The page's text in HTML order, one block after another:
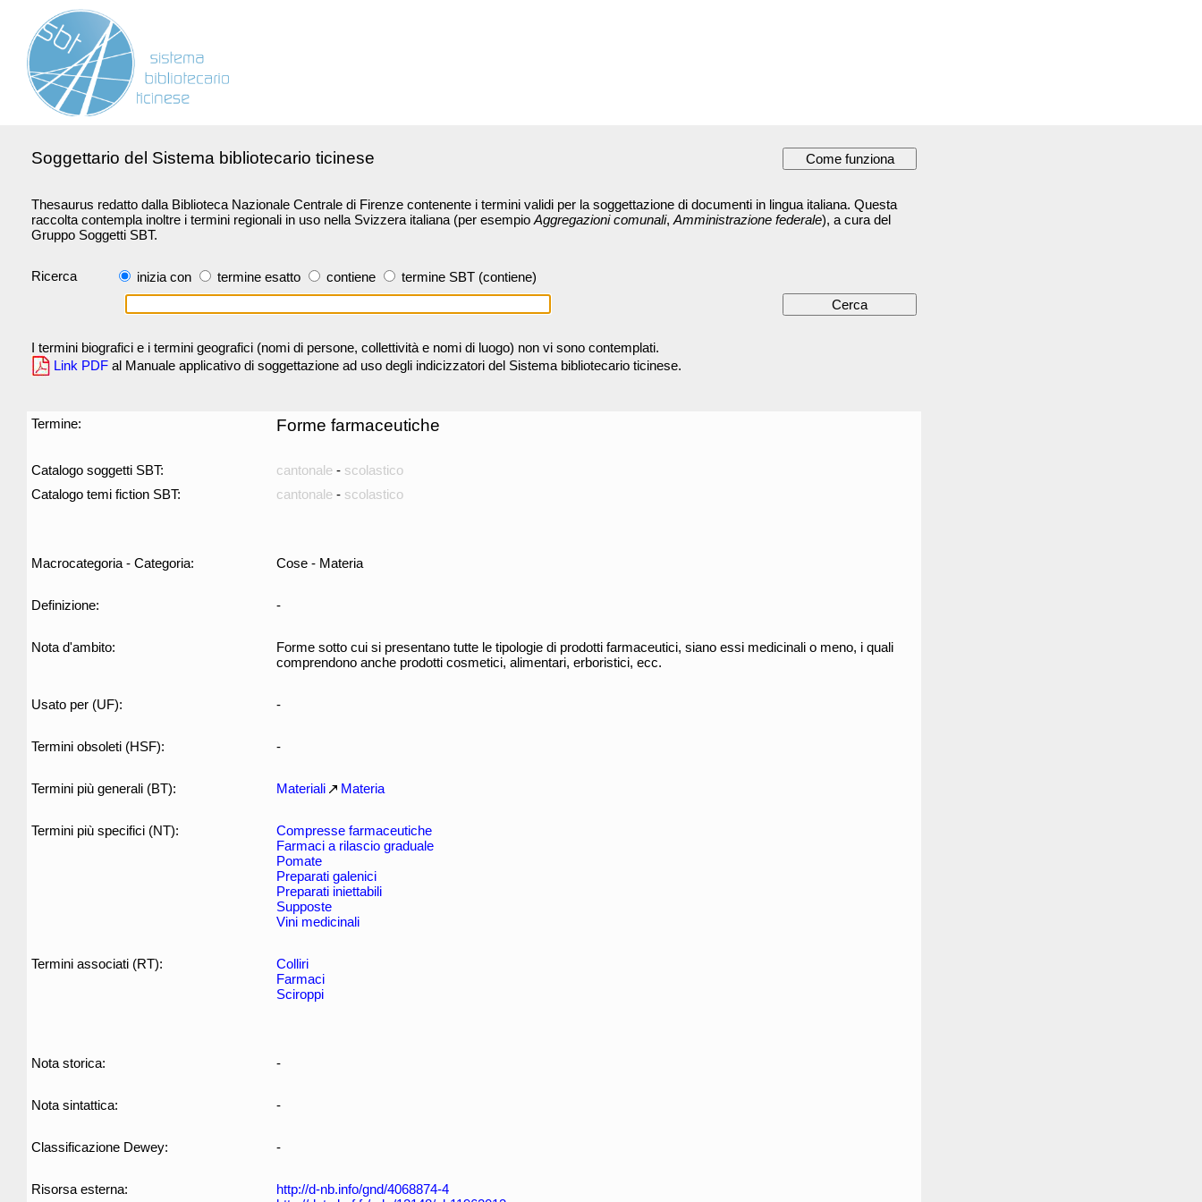
Soggettario del Sistema bibliotecario ticinese
Thesaurus redatto dalla Biblioteca Nazionale Centrale di Firenze contenente i termini validi per la soggettazione di documenti in lingua italiana. Questa
raccolta contempla inoltre i termini regionali in uso nella Svizzera italiana (per esempio Aggregazioni comunali, Amministrazione federale), a cura del
Gruppo Soggetti SBT.
Ricerca inizia con termine esatto contiene termine SBT (contiene)
I termini biografici e i termini geografici (nomi di persone, collettività e nomi di luogo) non vi sono contemplati.
Link PDF al Manuale applicativo di soggettazione ad uso degli indicizzatori del Sistema bibliotecario ticinese.
Termine: Forme farmaceutiche
Catalogo soggetti SBT: cantonale - scolastico
Catalogo temi fiction SBT:
cantonale - scolastico
Macrocategoria - Categoria: Cose - Materia
Definizione: -
Nota d'ambito:
Forme sotto cui si presentano tutte le tipologie di prodotti farmaceutici, siano essi medicinali o meno, i quali
comprendono anche prodotti cosmetici, alimentari, erboristici, ecc.
Usato per (UF): -
Termini obsoleti (HSF): -
Termini più generali (BT): Materiali Materia
Termini più specifici (NT):
Compresse farmaceutiche
Farmaci a rilascio graduale
Pomate
Preparati galenici
Preparati iniettabili
Supposte
Vini medicinali
Termini associati (RT):
Colliri
Farmaci
Sciroppi
Nota storica: -
Nota sintattica: -
Classificazione Dewey: -
Risorsa esterna:
http://d-nb.info/gnd/4068874-4